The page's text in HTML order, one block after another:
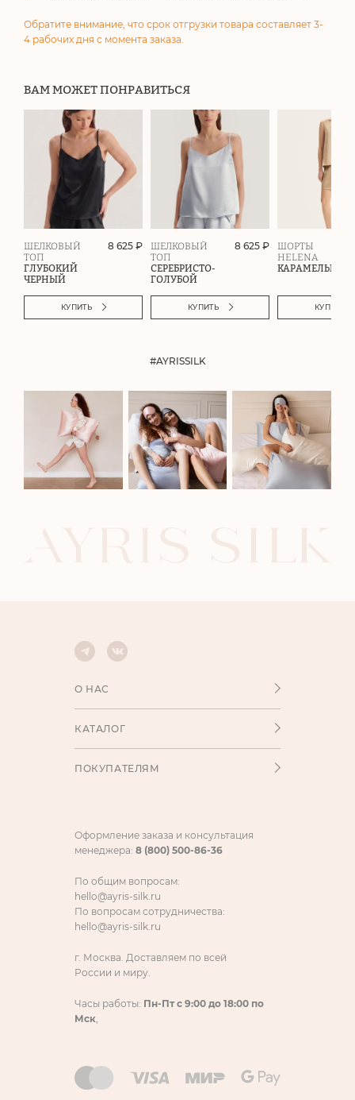
Обратите внимание, что срок отгрузки товара составляет 3-
4 рабочих дня с момента заказа.
ВАМ МОЖЕТ ПОНРАВИТЬСЯ
ШЕЛКОВЫЙ
ТОП
ГЛУБОКИЙ
ЧЕРНЫЙ
8 625 ₽
КУПИТЬ
ШЕЛКОВЫЙ
ТОП
СЕРЕБРИСТО-
ГОЛУБОЙ
8 625 ₽
КУПИТЬ
ШОРТЫ
HELENA
КАРАМЕЛЬНЫЙ
КУПИТЬ
#AYRISSILK
О НАС
КАТАЛОГ
ПОКУПАТЕЛЯМ
Оформление заказа и консультация
менеджера: 8 (800) 500-86-36
По общим вопросам:
hello@ayris-silk.ru
По вопросам сотрудничества:
hello@ayris-silk.ru
г. Москва. Доставляем по всей
России и миру.
Часы работы: Пн-Пт с 9:00 до 18:00 по
Мск